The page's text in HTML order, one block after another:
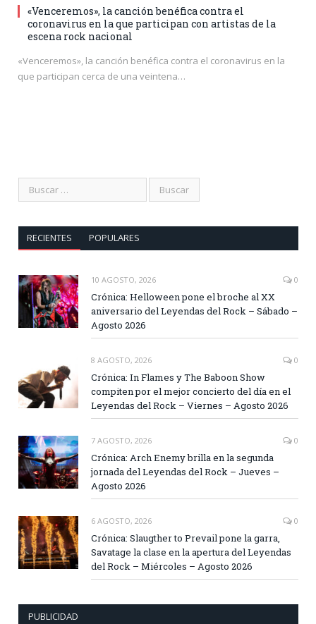
«Venceremos», la canción benéfica contra el
coronavirus en la que participan con artistas de la
escena rock nacional
«Venceremos», la canción benéfica contra el coronavirus en la
que participan cerca de una veintena…
RECIENTES POPULARES
10 AGOSTO, 2026 0
Crónica: Helloween pone el broche al XX
aniversario del Leyendas del Rock – Sábado –
Agosto 2026
8 AGOSTO, 2026 0
Crónica: In Flames y The Baboon Show
compiten por el mejor concierto del día en el
Leyendas del Rock – Viernes – Agosto 2026
7 AGOSTO, 2026 0
Crónica: Arch Enemy brilla en la segunda
jornada del Leyendas del Rock – Jueves –
Agosto 2026
6 AGOSTO, 2026 0
Crónica: Slaugther to Prevail pone la garra,
Savatage la clase en la apertura del Leyendas
del Rock – Miércoles – Agosto 2026
PUBLICIDAD